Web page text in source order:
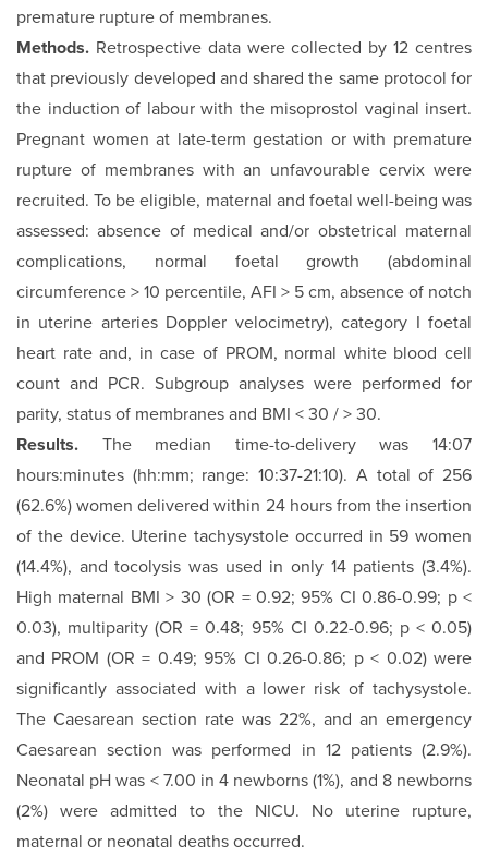
premature rupture of membranes.
Methods. Retrospective data were collected by 12 centres
that previously developed and shared the same protocol for
the induction of labour with the misoprostol vaginal insert.
Pregnant women at late-term gestation or with premature
rupture of membranes with an unfavourable cervix were
recruited. To be eligible, maternal and foetal well-being was
assessed: absence of medical and/or obstetrical maternal
complications, normal foetal growth (abdominal
circumference > 10 percentile, AFI > 5 cm, absence of notch
in uterine arteries Doppler velocimetry), category I foetal
heart rate and, in case of PROM, normal white blood cell
count and PCR. Subgroup analyses were performed for
parity, status of membranes and BMI < 30 / > 30.
Results. The median time-to-delivery was 14:07
hours:minutes (hh:mm; range: 10:37-21:10). A total of 256
(62.6%) women delivered within 24 hours from the insertion
of the device. Uterine tachysystole occurred in 59 women
(14.4%), and tocolysis was used in only 14 patients (3.4%).
High maternal BMI > 30 (OR = 0.92; 95% CI 0.86-0.99; p <
0.03), multiparity (OR = 0.48; 95% CI 0.22-0.96; p < 0.05)
and PROM (OR = 0.49; 95% CI 0.26-0.86; p < 0.02) were
significantly associated with a lower risk of tachysystole.
The Caesarean section rate was 22%, and an emergency
Caesarean section was performed in 12 patients (2.9%).
Neonatal pH was < 7.00 in 4 newborns (1%), and 8 newborns
(2%) were admitted to the NICU. No uterine rupture,
maternal or neonatal deaths occurred.